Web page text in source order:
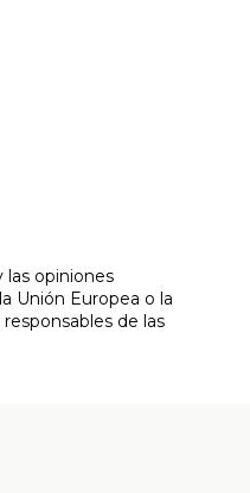
las opiniones
Unión Europea o la
de las